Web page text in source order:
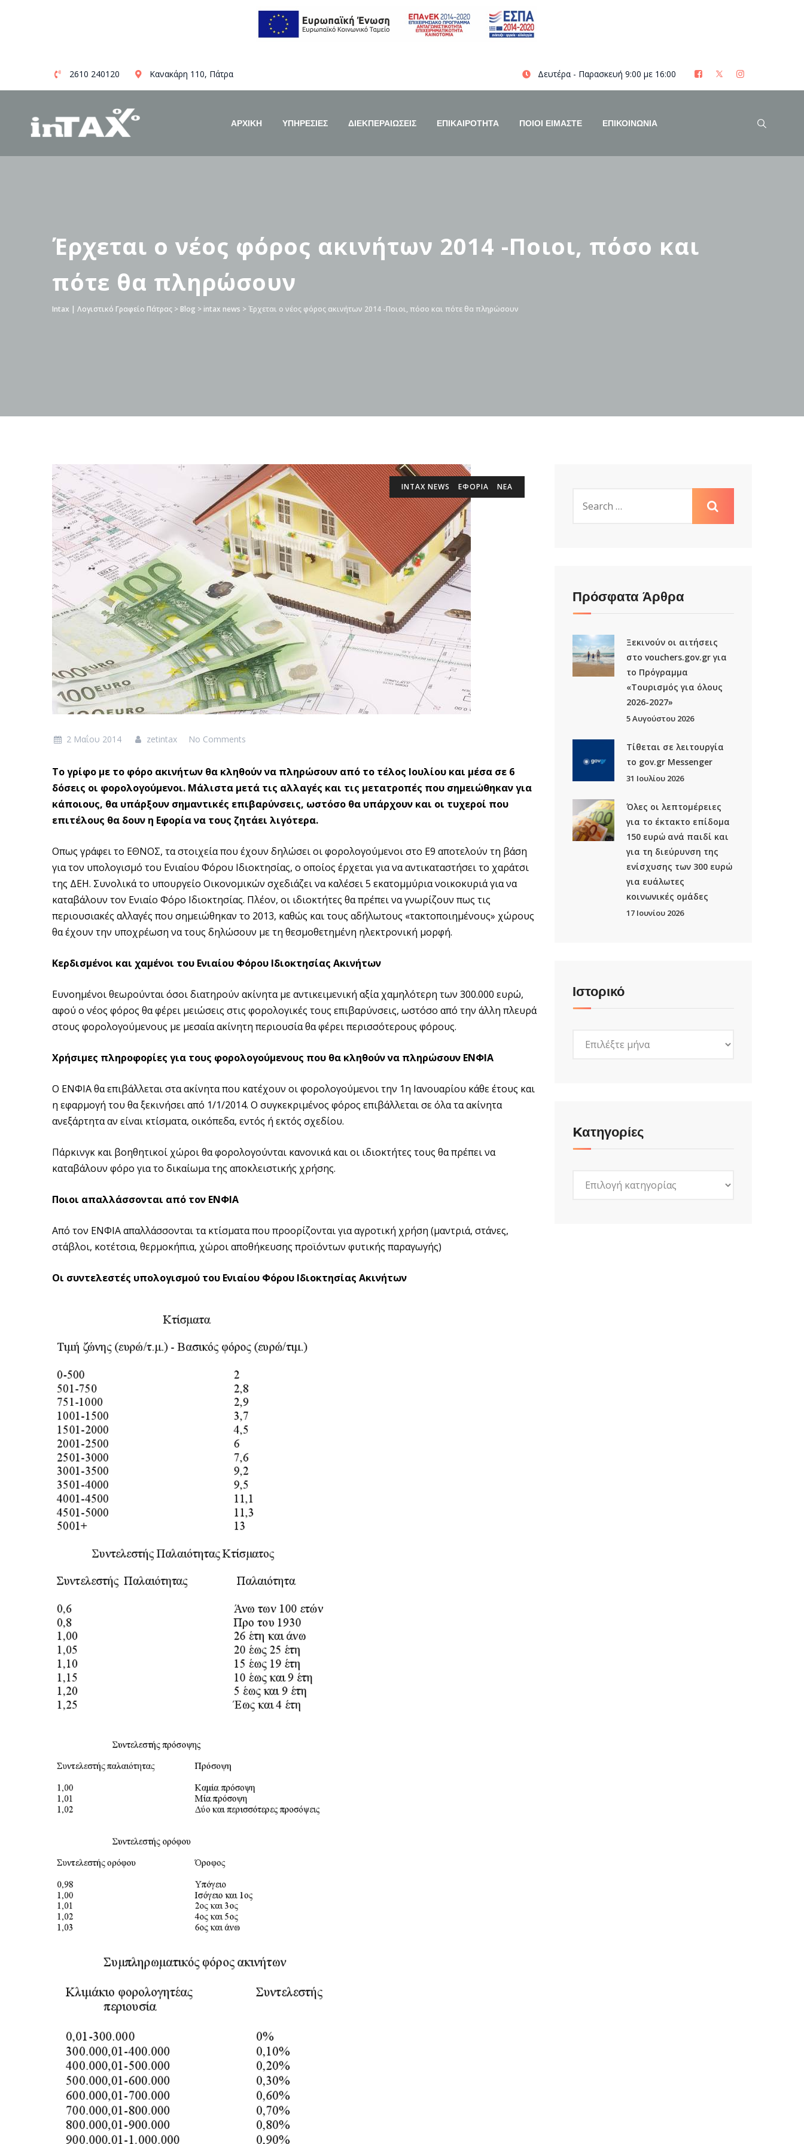
content
2610 240120 Κανακάρη 110, Πάτρα Δευτέρα - Παρασκευή 9:00 με 16:00
ΑΡΧΙΚΗ ΥΠΗΡΕΣΙΕΣ ΔΙΕΚΠΕΡΑΙΩΣΕΙΣ ΕΠΙΚΑΙΡΟΤΗΤΑ ΠΟΙΟΊ ΕΊΜΑΣΤΕ ΕΠΙΚΟΙΝΩΝΙΑ
Έρχεται ο νέος φόρος ακινήτων 2014 -Ποιοι, πόσο και
πότε θα πληρώσουν
Intax | Λογιστικό Γραφείο Πάτρας > Blog > intax news >Έρχεται ο νέος φόρος ακινήτων 2014 -Ποιοι, πόσο και πότε θα πληρώσουν
INTAX NEWS ΕΦΟΡΙΑ ΝΕΑ
2 Μαΐου 2014 zetintax No Comments
Το γρίφο με το φόρο ακινήτων θα κληθούν να πληρώσουν από το τέλος Ιουλίου και μέσα σε 6
δόσεις οι φορολογούμενοι. Μάλιστα μετά τις αλλαγές και τις μετατροπές που σημειώθηκαν για
κάποιους, θα υπάρξουν σημαντικές επιβαρύνσεις, ωστόσο θα υπάρχουν και οι τυχεροί που
επιτέλους θα δουν η Εφορία να τους ζητάει λιγότερα.
Οπως γράφει το ΕΘΝΟΣ, τα στοιχεία που έχουν δηλώσει οι φορολογούμενοι στο Ε9 αποτελούν τη βάση
για τον υπολογισμό του Ενιαίου Φόρου Ιδιοκτησίας, ο οποίος έρχεται για να αντικαταστήσει το χαράτσι
της ΔΕΗ. Συνολικά το υπουργείο Οικονομικών σχεδιάζει να καλέσει 5 εκατομμύρια νοικοκυριά για να
καταβάλουν τον Ενιαίο Φόρο Ιδιοκτησίας. Πλέον, οι ιδιοκτήτες θα πρέπει να γνωρίζουν πως τις
περιουσιακές αλλαγές που σημειώθηκαν το 2013, καθώς και τους αδήλωτους «τακτοποιημένους» χώρους
θα έχουν την υποχρέωση να τους δηλώσουν με τη θεσμοθετημένη ηλεκτρονική μορφή.
Κερδισμένοι και χαμένοι του Ενιαίου Φόρου Ιδιοκτησίας Ακινήτων
Ευνοημένοι θεωρούνται όσοι διατηρούν ακίνητα με αντικειμενική αξία χαμηλότερη των 300.000 ευρώ,
αφού ο νέος φόρος θα φέρει μειώσεις στις φορολογικές τους επιβαρύνσεις, ωστόσο από την άλλη πλευρά
στους φορολογούμενους με μεσαία ακίνητη περιουσία θα φέρει περισσότερους φόρους.
Χρήσιμες πληροφορίες για τους φορολογούμενους που θα κληθούν να πληρώσουν ΕΝΦΙΑ
Ο ΕΝΦΙΑ θα επιβάλλεται στα ακίνητα που κατέχουν οι φορολογούμενοι την 1η Ιανουαρίου κάθε έτους και
η εφαρμογή του θα ξεκινήσει από 1/1/2014. Ο συγκεκριμένος φόρος επιβάλλεται σε όλα τα ακίνητα
ανεξάρτητα αν είναι κτίσματα, οικόπεδα, εντός ή εκτός σχεδίου.
Πάρκινγκ και βοηθητικοί χώροι θα φορολογούνται κανονικά και οι ιδιοκτήτες τους θα πρέπει να
καταβάλουν φόρο για το δικαίωμα της αποκλειστικής χρήσης.
Ποιοι απαλλάσσονται από τον ΕΝΦΙΑ
Από τον ΕΝΦΙΑ απαλλάσσονται τα κτίσματα που προορίζονται για αγροτική χρήση (μαντριά, στάνες,
στάβλοι, κοτέτσια, θερμοκήπια, χώροι αποθήκευσης προϊόντων φυτικής παραγωγής)
Οι συντελεστές υπολογισμού του Ενιαίου Φόρου Ιδιοκτησίας Ακινήτων
Πρόσφατα Άρθρα
Ξεκινούν οι αιτήσεις
στο vouchers.gov.gr για
το Πρόγραμμα
«Τουρισμός για όλους
2026-2027»
5 Αυγούστου 2026
Τίθεται σε λειτουργία
το gov.gr Μessenger
31 Ιουλίου 2026
Όλες οι λεπτομέρειες
για το έκτακτο επίδομα
150 ευρώ ανά παιδί και
για τη διεύρυνση της
ενίσχυσης των 300 ευρώ
για ευάλωτες
κοινωνικές ομάδες
17 Ιουνίου 2026
Ιστορικό
Kατηγορίες